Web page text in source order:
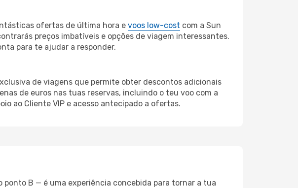
ofertas de última hora e voos low-cost com a Sun
preços imbatíveis e opções de viagem interessantes.
para te ajudar a responder.
de viagens que permite obter descontos adicionais
de euros nas tuas reservas, incluindo o teu voo com a
ao Cliente VIP e acesso antecipado a ofertas.
ponto B — é uma experiência concebida para tornar a tua